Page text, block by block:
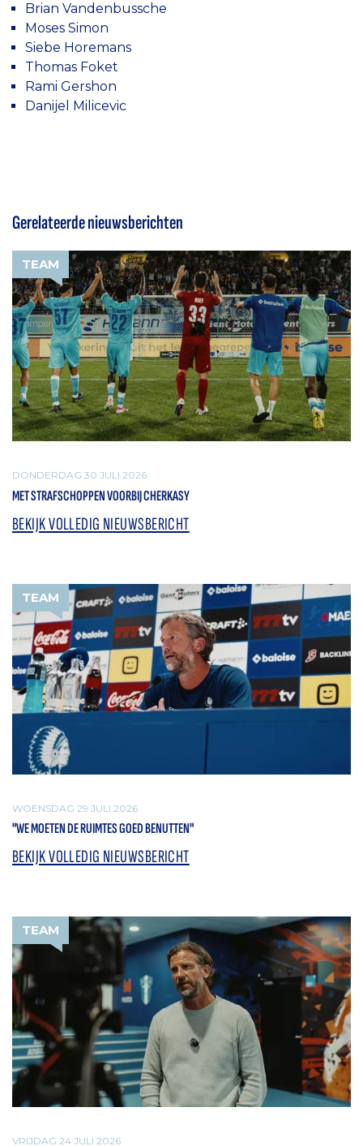
Brian Vandenbussche
Moses Simon
Siebe Horemans
Thomas Foket
Rami Gershon
Danijel Milicevic
Gerelateerde nieuwsberichten
TEAM
DONDERDAG 30 JULI 2026
MET STRAFSCHOPPEN VOORBIJ CHERKASY
BEKIJK VOLLEDIG NIEUWSBERICHT
TEAM
WOENSDAG 29 JULI 2026
"WE MOETEN DE RUIMTES GOED BENUTTEN"
BEKIJK VOLLEDIG NIEUWSBERICHT
TEAM
VRIJDAG 24 JULI 2026